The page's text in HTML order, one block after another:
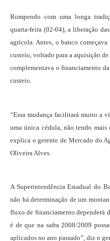
Rompendo com uma longa
quarta-feira (02-04), a liberação
agrícola. Antes, o banco
custeio, voltado para a aquisição de
complementava o financiamento
custeio.
“Essa mudança facilitará muito a
uma única cédula, não tendo mais
explica o gerente de Mercado do
Oliveira Alves.
A Superintendência Estadual do
não há determinação de um
fluxo de financiamento dependerá
é de que na safra 2008/2009
aplicados no ano passado”, diz o